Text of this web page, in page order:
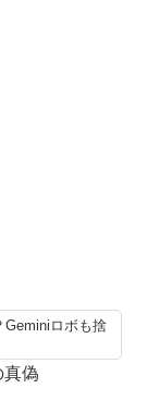
Geminiロボも捨
偽